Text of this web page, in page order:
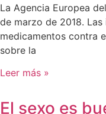
La Agencia Europea
de marzo de 2018.
medicamentos contra
sobre la
Leer más »
El sexo es